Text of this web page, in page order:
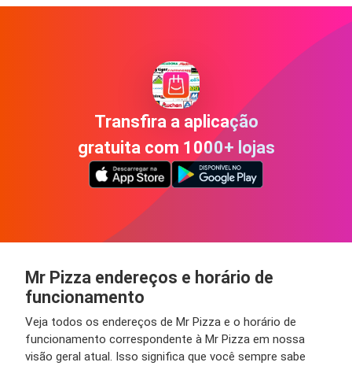
Transfira a aplicação
gratuita com 1000+ lojas
Mr Pizza endereços e horário de
funcionamento
Veja todos os endereços de Mr Pizza e o horário de
funcionamento correspondente à Mr Pizza em nossa
visão geral atual. Isso significa que você sempre sabe